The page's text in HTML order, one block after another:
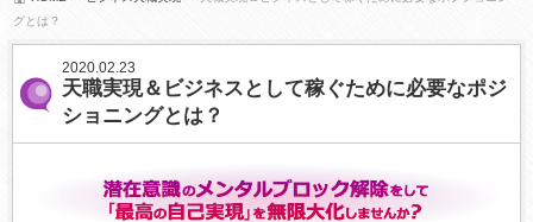
グとは？
2020.02.23
天職実現＆ビジネスとして稼ぐために必要なポジ
ショニングとは？